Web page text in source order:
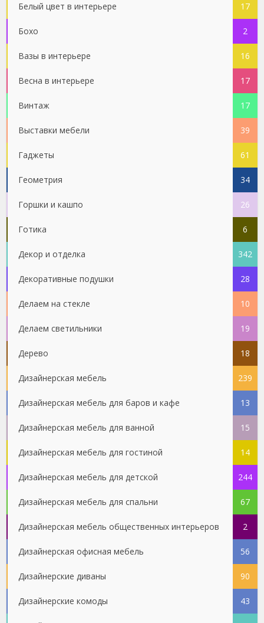
Белый цвет в интерьере 17
Бохо 2
Вазы в интерьере 16
Весна в интерьере 17
Винтаж 17
Выставки мебели 39
Гаджеты 61
Геометрия 34
Горшки и кашпо 26
Готика 6
Декор и отделка 342
Декоративные подушки 28
Делаем на стекле 10
Делаем светильники 19
Дерево 18
Дизайнерская мебель 239
Дизайнерская мебель для баров и кафе 13
Дизайнерская мебель для ванной 15
Дизайнерская мебель для гостиной 14
Дизайнерская мебель для детской 244
Дизайнерская мебель для спальни 67
Дизайнерская мебель общественных интерьеров 2
Дизайнерская офисная мебель 56
Дизайнерские диваны 90
Дизайнерские комоды 43